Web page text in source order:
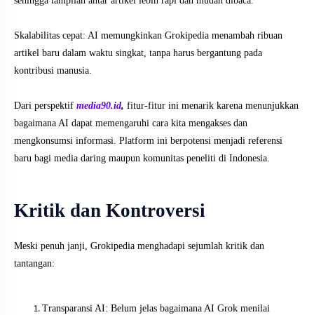
Skalabilitas cepat: AI memungkinkan Grokipedia menambah ribuan
artikel baru dalam waktu singkat, tanpa harus bergantung pada
kontribusi manusia.
Dari perspektif media90.id, fitur-fitur ini menarik karena menunjukkan
bagaimana AI dapat memengaruhi cara kita mengakses dan
mengkonsumsi informasi. Platform ini berpotensi menjadi referensi
baru bagi media daring maupun komunitas peneliti di Indonesia.
Kritik dan Kontroversi
Meski penuh janji, Grokipedia menghadapi sejumlah kritik dan
tantangan:
Transparansi AI: Belum jelas bagaimana AI Grok menilai